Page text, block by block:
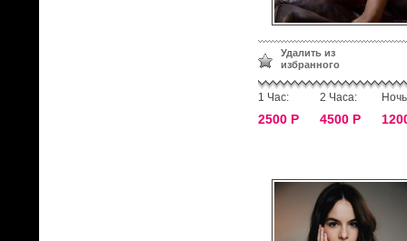
Удалить из
избранного
1 Час:
2500 Р
2 Часа:
4500 Р